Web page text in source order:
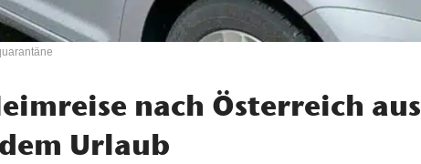
nach Österreich aus
dem Urlaub